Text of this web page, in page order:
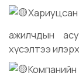
ажилчдын
хүсэлтээ